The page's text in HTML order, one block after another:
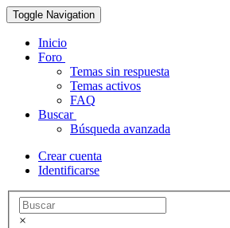
Toggle Navigation
Inicio
Foro
Temas sin respuesta
Temas activos
FAQ
Buscar
Búsqueda avanzada
Crear cuenta
Identificarse
×